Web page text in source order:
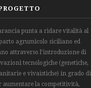
punta a ridare vitalità al
agrumicolo siciliano ed
attraverso l’introduzione di
tecnologiche (genetiche,
e vivaistiche) in grado di
aumentare la competitività,